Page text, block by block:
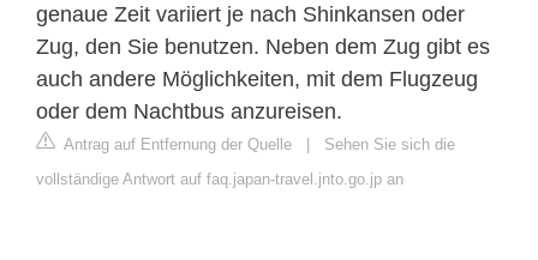
genaue Zeit variiert je nach Shinkansen oder
Zug, den Sie benutzen. Neben dem Zug gibt es
auch andere Möglichkeiten, mit dem Flugzeug
oder dem Nachtbus anzureisen.
Antrag auf Entfernung der Quelle | Sehen Sie sich die
vollständige Antwort auf faq.japan-travel.jnto.go.jp an